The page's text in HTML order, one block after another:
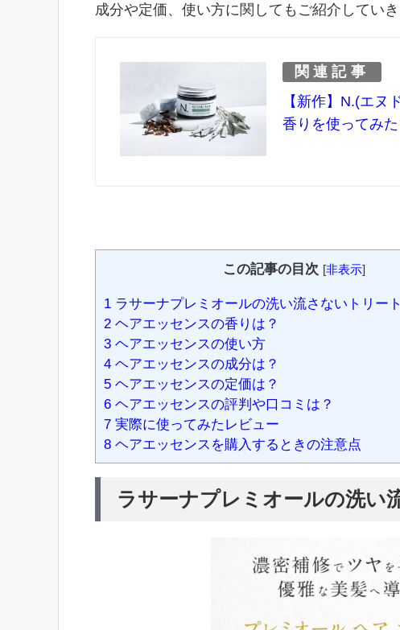
成分や定価、使い方に関してもご紹介していき
関連記事
【新作】N.(エヌ
香りを使ってみた
この記事の目次 [非表示]
1 ラサーナプレミオールの洗い流さないトリー
2 ヘアエッセンスの香りは？
3 ヘアエッセンスの使い方
4 ヘアエッセンスの成分は？
5 ヘアエッセンスの定価は？
6 ヘアエッセンスの評判や口コミは？
7 実際に使ってみたレビュー
8 ヘアエッセンスを購入するときの注意点
ラサーナプレミオールの洗い